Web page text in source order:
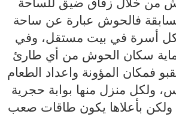
فالحوش عبارة عن ساحة
كل أسرة في بيت مستقل، وفي
سكان الحوش من أي طارئ
فمكان المؤونة واعداد الطعام
ولكل منزل منها بوابة حجرية
ولكن بأعلاها يكون طاقات صعب